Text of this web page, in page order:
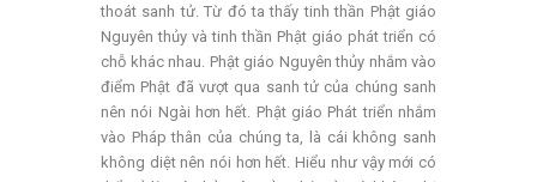
thoát sanh tử. Từ đó ta thấy tinh thần Phật giáo
Nguyên thủy và tinh thần Phật giáo phát triển có
chỗ khác nhau. Phật giáo Nguyên thủy nhắm vào
điểm Phật đã vượt qua sanh tử của chúng sanh
nên nói Ngài hơn hết. Phật giáo Phát triển nhắm
vào Pháp thân của chúng ta, là cái không sanh
không diệt nên nói hơn hết. Hiểu như vậy mới có